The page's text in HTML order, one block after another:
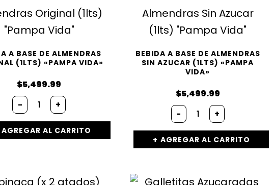
A BASE DE ALMENDRAS
(1LTS) «PAMPA VIDA»
$5,499.99
-
+
AGREGAR AL CARRITO
BEBIDA A BASE DE ALMENDRAS
SIN AZUCAR (1LTS) «PAMPA
VIDA»
$5,499.99
-
+
AGREGAR AL CARRITO